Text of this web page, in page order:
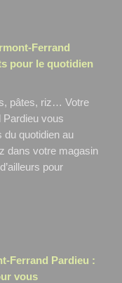
Ferrand
pour le quotidien
pâtes, riz… Votre
Pardieu vous
du quotidien au
dans votre magasin
pour
Ferrand Pardieu :
vous